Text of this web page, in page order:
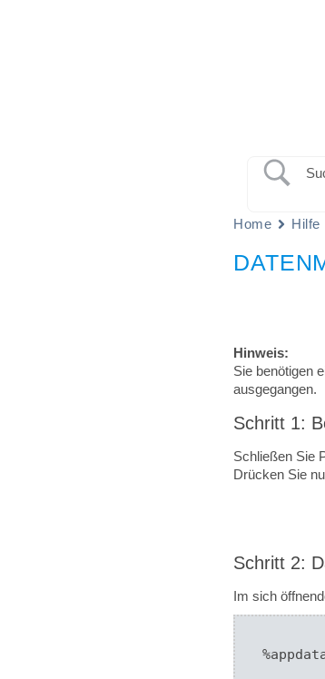
Home Hilfe
Hinweis:
Sie benötigen
ausgegangen.
Schritt 1:
Schließen Sie
Drücken Sie
Schritt 2:
Im sich